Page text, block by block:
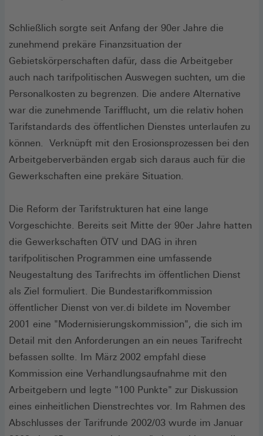
Schließlich sorgte seit Anfang der 90er Jahre die
zunehmend prekäre Finanzsituation der
Gebietskörperschaften dafür, dass die Arbeitgeber
auch nach tarifpolitischen Auswegen suchten, um die
Personalkosten zu begrenzen. Die andere Alternative
war die zunehmende Tarifflucht, um die relativ hohen
Tarifstandards des öffentlichen Dienstes unterlaufen zu
können. Verknüpft mit den Erosionsprozessen bei den
Arbeitgeberverbänden ergab sich daraus auch für die
Gewerkschaften eine prekäre Situation.
Die Reform der Tarifstrukturen hat eine lange
Vorgeschichte. Bereits seit Mitte der 90er Jahre hatten
die Gewerkschaften ÖTV und DAG in ihren
tarifpolitischen Programmen eine umfassende
Neugestaltung des Tarifrechts im öffentlichen Dienst
als Ziel formuliert. Die Bundestarifkommission
öffentlicher Dienst von ver.di bildete im November
2001 eine "Modernisierungskommission", die sich im
Detail mit den Anforderungen an ein neues Tarifrecht
befassen sollte. Im März 2002 empfahl diese
Kommission eine Verhandlungsaufnahme mit den
Arbeitgebern und legte "100 Punkte" zur Diskussion
eines einheitlichen Dienstrechtes vor. Im Rahmen des
Abschlusses der Tarifrunde 2002/03 wurde im Januar